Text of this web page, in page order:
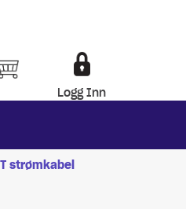
Logg Inn
strømkabel